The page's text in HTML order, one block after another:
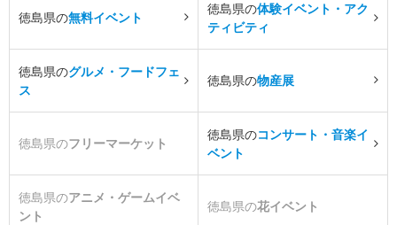
徳島県の無料イベント
徳島県の体験イベント・アク
ティビティ
徳島県のグルメ・フードフェ
ス
徳島県の物産展
徳島県のフリーマーケット
徳島県のコンサート・音楽イ
ベント
徳島県のアニメ・ゲームイベ
ント
徳島県の花イベント